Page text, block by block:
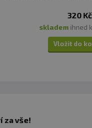
320 Kč
skladem ihned
Vložit do
za vše!